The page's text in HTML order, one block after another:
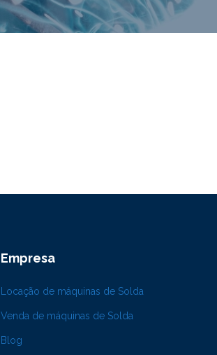
Empresa
Locação de máquinas de Solda
Venda de máquinas de Solda
Blog